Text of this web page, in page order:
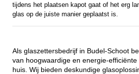
tijdens het plaatsen kapot gaat of het erg
glas op de juiste manier geplaatst is.
Als glaszettersbedrijf in Budel-Schoot
van hoogwaardige en energie-
huis. Wij bieden deskundige